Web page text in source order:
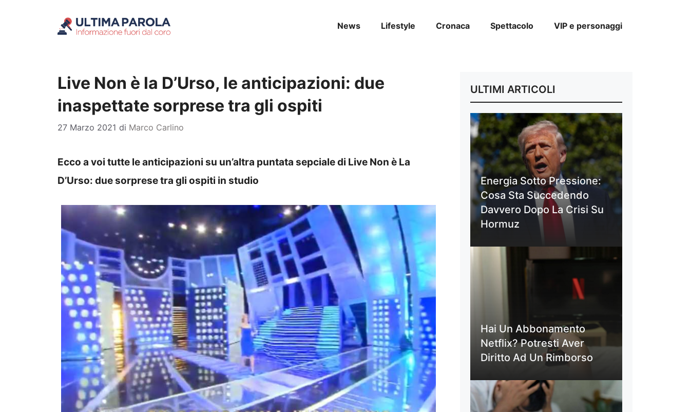
News Lifestyle Cronaca Spettacolo VIP e personaggi
Live Non è la D’Urso, le anticipazioni: due
inaspettate sorprese tra gli ospiti
27 Marzo 2021 di Marco Carlino
Ecco a voi tutte le anticipazioni su un’altra puntata sepciale di Live Non è La
D’Urso: due sorprese tra gli ospiti in studio
ULTIMI ARTICOLI
Energia Sotto Pressione:
Cosa Sta Succedendo
Davvero Dopo La Crisi Su
Hormuz
Hai Un Abbonamento
Netflix? Potresti Aver
Diritto Ad Un Rimborso